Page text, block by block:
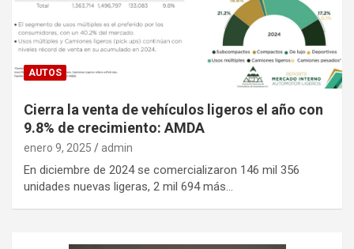
AUTOS
Cierra la venta de vehículos ligeros el año con
9.8% de crecimiento: AMDA
enero 9, 2025 admin
En diciembre de 2024 se comercializaron 146 mil 356
unidades nuevas ligeras, 2 mil 694 más…